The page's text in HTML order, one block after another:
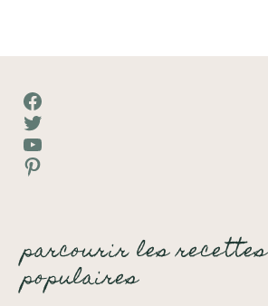
Facebook
Twitter
YouTube
Pinterest
parcourir les recettes
populaires